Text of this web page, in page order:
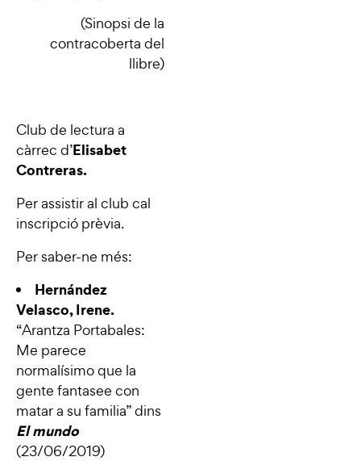
(Sinopsi de la
contracoberta del
llibre)
Club de lectura a
càrrec d’Elisabet
Contreras.
Per assistir al club cal
inscripció prèvia.
Per saber-ne més:
Hernández
Velasco, Irene.
“Arantza Portabales:
Me parece
normalísimo que la
gente fantasee con
matar a su familia” dins
El mundo
(23/06/2019)